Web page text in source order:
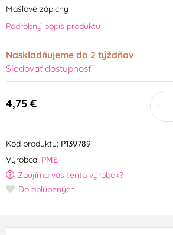
Mašľové zápichy
Podrobný popis produktu
Naskladňujeme do 2 týždňov
Sledovať dostupnosť
4,75 €
Kód produktu: P139789
Výrobca: PME
Zaujíma vás tento výrobok?
Do obľúbených